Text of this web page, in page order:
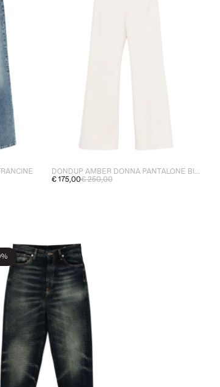
DONDUP AMBER DONNA PANTALONE BIANCO
€ 175,00€ 250,00